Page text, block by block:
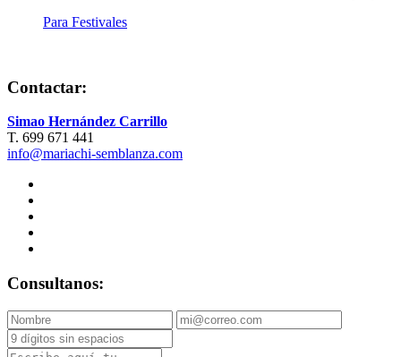
Para Festivales
Contactar:
Simao Hernández Carrillo
T. 699 671 441
info@mariachi-semblanza.com
Consultanos: